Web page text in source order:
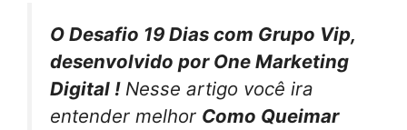
O Desafio 19 Dias com Grupo Vip,
desenvolvido por One Marketing
Digital ! Nesse artigo você ira
entender melhor Como Queimar